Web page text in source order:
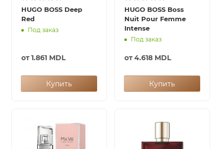
HUGO BOSS Deep
Red
Под заказ
от1.861 MDL
Купить
HUGO BOSS Boss
Nuit Pour Femme
Intense
Под заказ
от4.618 MDL
Купить